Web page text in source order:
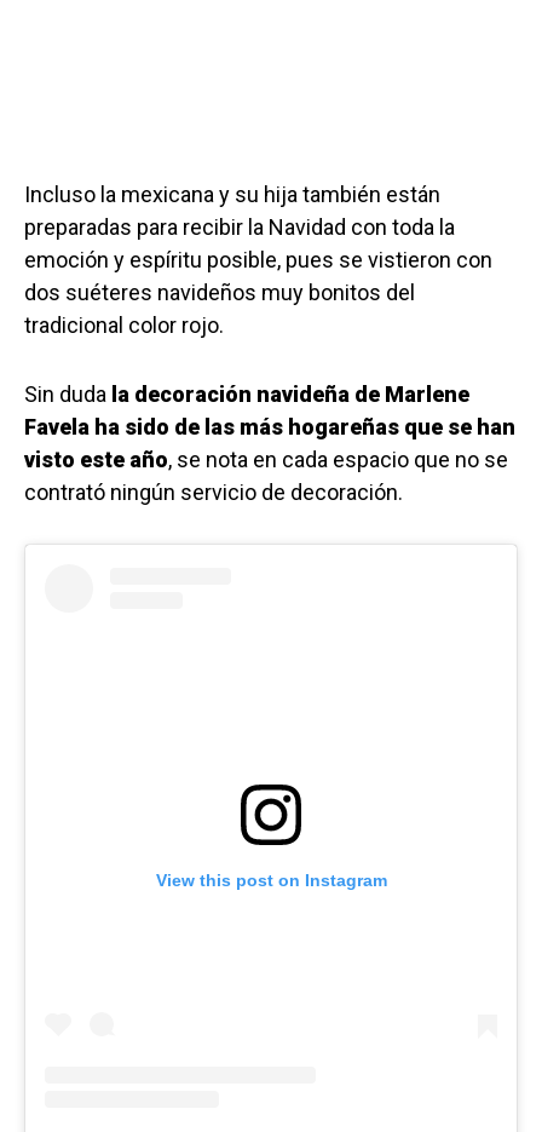
Incluso la mexicana y su hija también están
preparadas para recibir la Navidad con toda la
emoción y espíritu posible, pues se vistieron con
dos suéteres navideños muy bonitos del
tradicional color rojo.
Sin duda la decoración navideña de Marlene
Favela ha sido de las más hogareñas que se han
visto este año, se nota en cada espacio que no se
contrató ningún servicio de decoración.
View this post on Instagram